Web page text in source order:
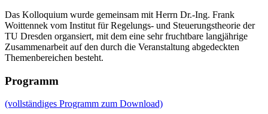
Das Kolloquium wurde gemeinsam mit Herrn Dr.-Ing. Frank
Woittennek vom Institut für Regelungs- und Steuerungstheorie der
TU Dresden organsiert, mit dem eine sehr fruchtbare langjährige
Zusammenarbeit auf den durch die Veranstaltung abgedeckten
Themenbereichen besteht.
Programm
(vollständiges Programm zum Download)